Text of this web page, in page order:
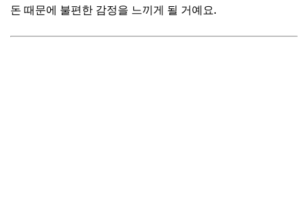
Q. 경비 정산은 누가 하는 게 좋을까요?
Q. 여행 중 돈 문제로 다투게 된다면 어떻게 해야 하나요?
돈 때문에 불편한 감정을 느끼게 될 거예요.